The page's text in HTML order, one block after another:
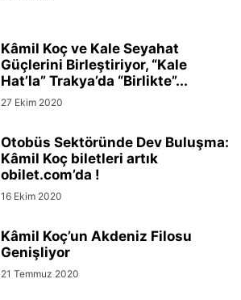
Kâmil Koç ve Kale Seyahat
Güçlerini Birleştiriyor, “Kale
Hat’la” Trakya’da “Birlikte”...
27 Ekim 2020
Otobüs Sektöründe Dev Buluşma:
Kâmil Koç biletleri artık
obilet.com’da !
16 Ekim 2020
Kâmil Koç’un Akdeniz Filosu
Genişliyor
21 Temmuz 2020